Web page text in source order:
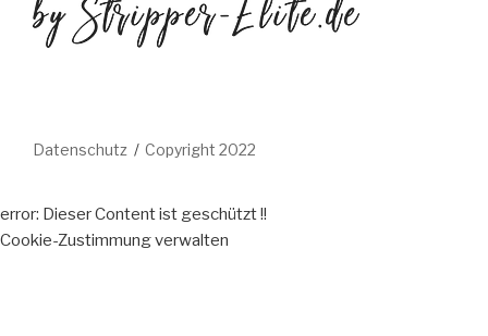
Datenschutz Copyright 2022
error: Dieser Content ist geschützt !!
Cookie-Zustimmung verwalten